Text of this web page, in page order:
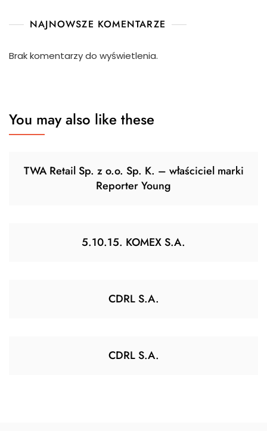
NAJNOWSZE KOMENTARZE
Brak komentarzy do wyświetlenia.
You may also like these
TWA Retail Sp. z o.o. Sp. K. – właściciel marki
Reporter Young
5.10.15. KOMEX S.A.
CDRL S.A.
CDRL S.A.